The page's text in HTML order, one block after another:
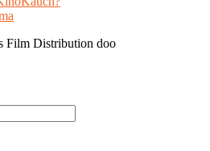
Film Distribution doo